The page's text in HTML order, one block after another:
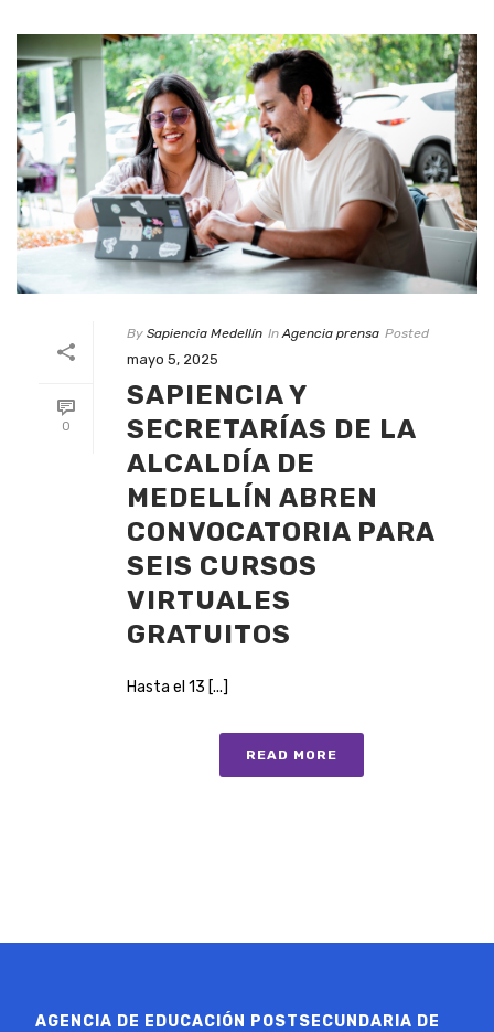
0
By Sapiencia Medellín In Agencia prensa Posted
mayo 5, 2025
SAPIENCIA Y
SECRETARÍAS DE LA
ALCALDÍA DE
MEDELLÍN ABREN
CONVOCATORIA PARA
SEIS CURSOS
VIRTUALES
GRATUITOS
Hasta el 13 [...]
READ MORE
AGENCIA DE EDUCACIÓN POSTSECUNDARIA DE